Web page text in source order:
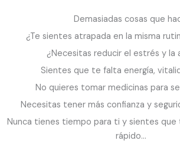
Demasiadas cosas que
¿Te sientes atrapada en la misma
¿Necesitas reducir el estrés y la
Sientes que te falta energía,
No quieres tomar medicinas para
Necesitas tener más confianza y
Nunca tienes tiempo para ti y sientes que
rápido…